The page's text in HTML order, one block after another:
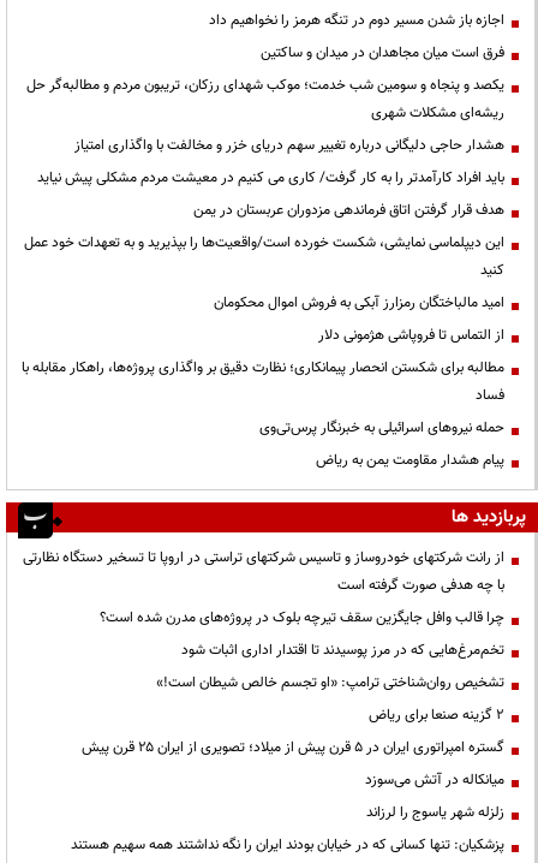
اجازه باز شدن مسیر دوم در تنگه هرمز را نخواهیم داد
فرق است میان مجاهدان در میدان و ساکتین
یکصد و پنجاه و سومین شب خدمت؛ موکب شهدای رزکان، تریبون مردم و مطالبه‌گر حل
ریشه‌ای مشکلات شهری
هشدار حاجی دلیگانی درباره تغییر سهم دریای خزر و مخالفت با واگذاری امتیاز
باید افراد کارآمدتر را به کار گرفت/ کاری می کنیم در معیشت مردم مشکلی پیش نیاید
هدف قرار گرفتن اتاق‌ فرماندهی مزدوران عربستان در یمن
این دیپلماسی نمایشی، شکست خورده است/واقعیت‌ها را بپذیرید و به تعهدات خود عمل
کنید
امید مالباختگان رمزارز آبکی به فروش اموال محکومان
از التماس تا فروپاشی هژمونی دلار
مطالبه برای شکستن انحصار پیمانکاری؛ نظارت دقیق بر واگذاری پروژه‌ها، راهکار مقابله با
فساد
حمله نیروهای اسرائیلی به خبرنگار پرس‌تی‌وی
پیام هشدار مقاومت یمن به ریاض
پربازدید ها
از رانت‌ شرکتهای خودروساز و تاسیس شرکتهای تراستی در اروپا تا تسخیر دستگاه نظارتی
با چه هدفی صورت گرفته است
چرا قالب وافل جایگزین سقف تیرچه بلوک در پروژه‌های مدرن شده است؟
تخم‌مرغ‌هایی که در مرز پوسیدند تا اقتدار اداری اثبات شود
تشخیص روان‌شناختی ترامپ: «او تجسم خالص شیطان است!»
۲ گزینه صنعا برای ریاض
گستره امپراتوری ایران در ۵ قرن پیش از میلاد؛ تصویری از ایران ۲۵ قرن پیش
میانکاله در آتش می‌سوزد
زلزله شهر یاسوج را لرزاند
پزشکیان: تنها کسانی که در خیابان بودند ایران را نگه نداشتند همه سهیم هستند